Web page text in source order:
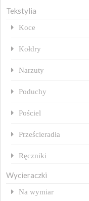
Tekstylia
Koce
Kołdry
Narzuty
Poduchy
Pościel
Prześcieradła
Ręczniki
Wycieraczki
Na wymiar